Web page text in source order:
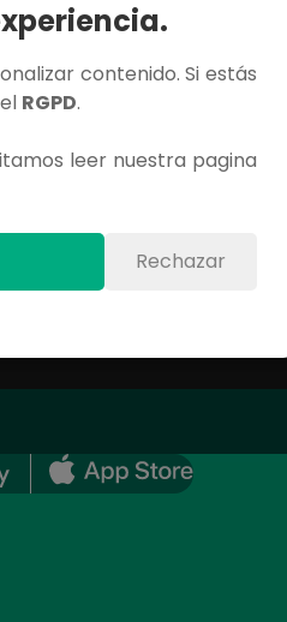
completo.
contenido. Si estás
RGPD.
leer nuestra pagina
Rechazar